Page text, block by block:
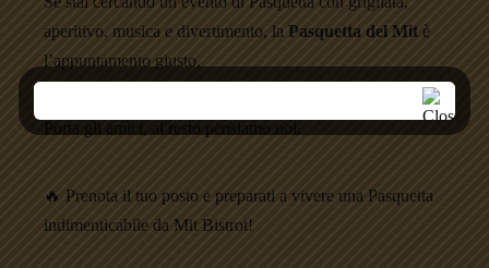
aperitivo, musica e divertimento, la Pasquetta del Mit è
l’appuntamento giusto.
Porta gli amici, al resto pensiamo noi.
🔥 Prenota il tuo posto e preparati a vivere una Pasquetta
indimenticabile da Mit Bistrot!